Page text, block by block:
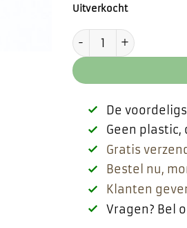
Uitverkocht
Tulsi poeder aantal
De
Geen
Gratis
Bestel nu,
Klanten
Vragen? Bel